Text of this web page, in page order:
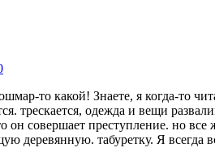
то какой! Знаете, я когда-то
трескается, одежда и вещи
он совершает преступление. но
деревянную. табуретку. Я всегда